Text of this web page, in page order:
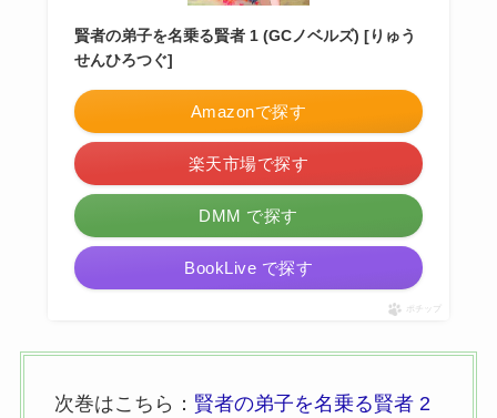
賢者の弟子を名乗る賢者 1 (GCノベルズ) [りゅう
せんひろつぐ]
Amazonで探す
楽天市場で探す
DMM で探す
BookLive で探す
ポチップ
次巻はこちら： 賢者の弟子を名乗る賢者 2